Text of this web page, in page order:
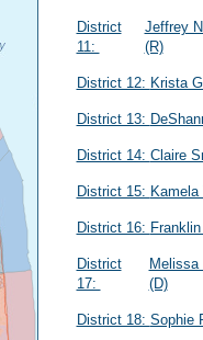
District
11:
Jeffrey
(R)
District 12: Krista
District 13:
District 14: Claire
District 15:
District 16:
District
17:
Melissa
(D)
District 18: Sophie